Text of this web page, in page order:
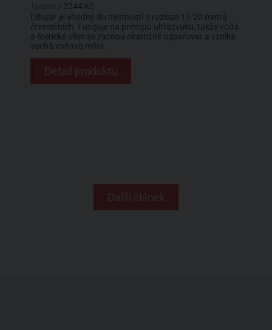
/ 2244 Kč
Difuzér je vhodný do místností o rozloze 15-20 metrů
čtverečních. Funguje na principu ultrazvuku, takže voda
a éterické oleje se začnou okamžitě odpařovat a vzniká
suchá voňavá mlha.
Detail produktu
Další článek